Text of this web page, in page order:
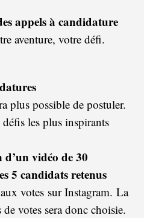
appels à candidature
aventure, votre défi.
plus possible de postuler.
les plus inspirants
vidéo de 30
5 candidats retenus
votes sur Instagram. La
votes sera donc choisie.